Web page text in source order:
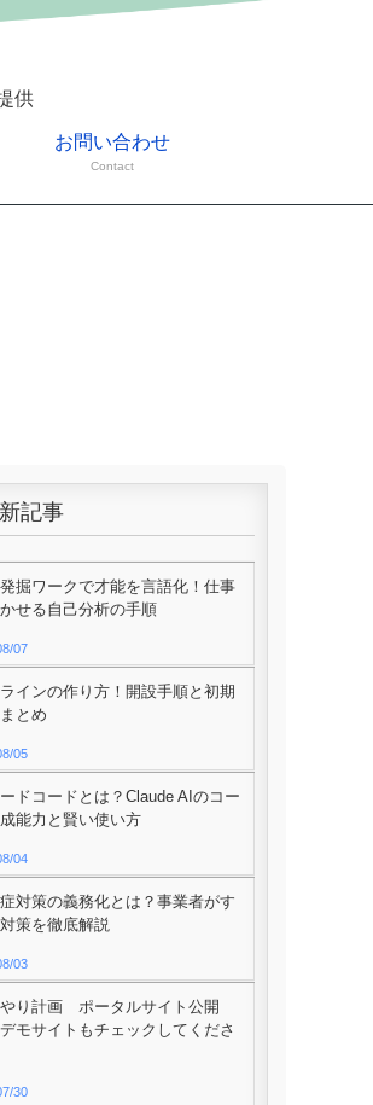
供
お問い合わせ
Contact
記事
掘ワークで才能を言語化！仕事
せる自己分析の手順
07
インの作り方！開設手順と初期
とめ
05
ドコードとは？Claude AIのコー
成能力と賢い使い方
04
対策の義務化とは？事業者がす
策を徹底解説
03
り計画 ポータルサイト公開
モサイトもチェックしてくださ
30